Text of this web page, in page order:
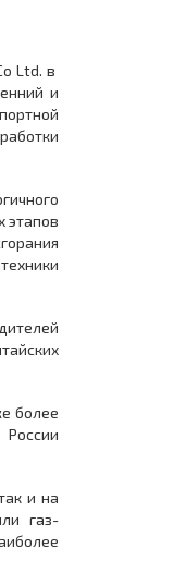
Ltd. в
и
этапов
более
и на
газ-